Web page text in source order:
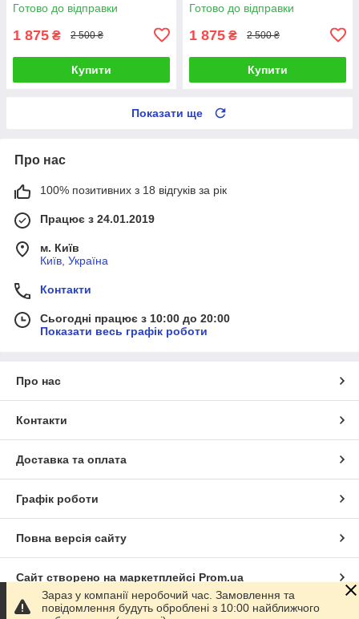
Готово до відправки
1 875 ₴ 2 500 ₴
Купити
Готово до відправки
1 875 ₴ 2 500 ₴
Купити
Показати ще
Про нас
100% позитивних з 18 відгуків за рік
Працює з 24.01.2019
м. Київ
Київ, Україна
Контакти
Сьогодні працює з 10:00 до 20:00
Показати весь графік роботи
Про нас
Контакти
Доставка та оплата
Графік роботи
Повна версія сайту
Сайт створено на маркетплейсі Prom.ua
Зараз у компанії неробочий час. Замовлення та
повідомлення будуть оброблені з 10:00 найближчого